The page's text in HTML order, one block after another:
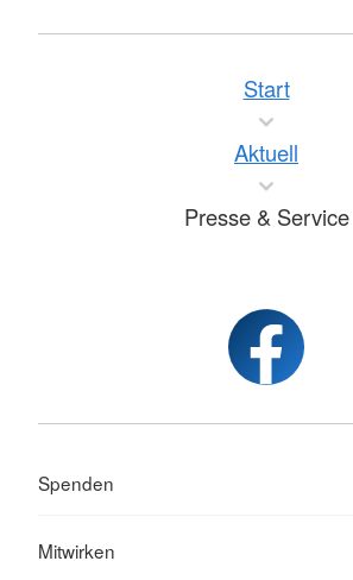
Start
Aktuell
Presse & Service
Spenden
Mitwirken